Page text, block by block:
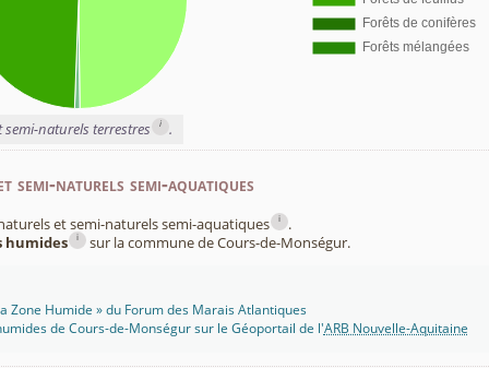
semi-naturels terrestres i .
naturels semi-aquatiques
et semi-naturels semi-aquatiques i
.
humides
i sur la commune de Cours-de-Monségur.
Zone Humide » du Forum des Marais Atlantiques
de Cours-de-Monségur sur le Géoportail de l'ARB Nouvelle-Aquitaine